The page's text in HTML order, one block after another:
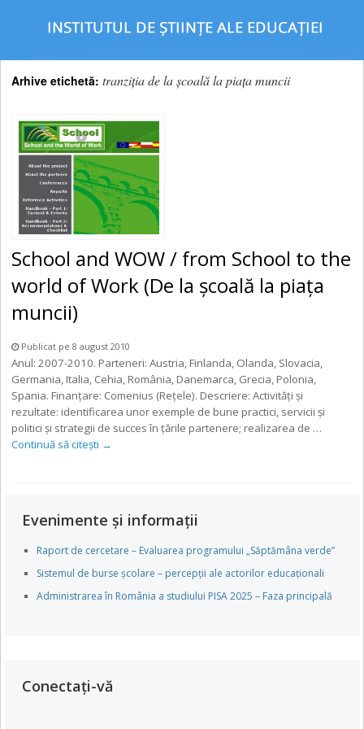
Arhive etichetă:tranziția de la școală la piața muncii
School and WOW / from School to the
world of Work (De la şcoală la piaţa
muncii)
Publicat pe 8 august 2010
Anul: 2007-2010. Parteneri: Austria, Finlanda, Olanda, Slovacia,
Germania, Italia, Cehia, România, Danemarca, Grecia, Polonia,
Spania. Finanţare: Comenius (Reţele). Descriere: Activităţi şi
rezultate: identificarea unor exemple de bune practici, servicii şi
politici şi strategii de succes în ţările partenere; realizarea de …
Continuă să citești →
Evenimente și informații
Raport de cercetare – Evaluarea programului „Săptămâna verde”
Sistemul de burse școlare – percepții ale actorilor educaționali
Administrarea în România a studiului PISA 2025 – Faza principală
Conectați-vă